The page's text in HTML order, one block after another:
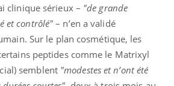
clinique sérieux – "de grande
et contrôlé" – n’en a validé
Sur le plan cosmétique, les
peptides comme le Matrixyl
semblent "modestes et n’ont été